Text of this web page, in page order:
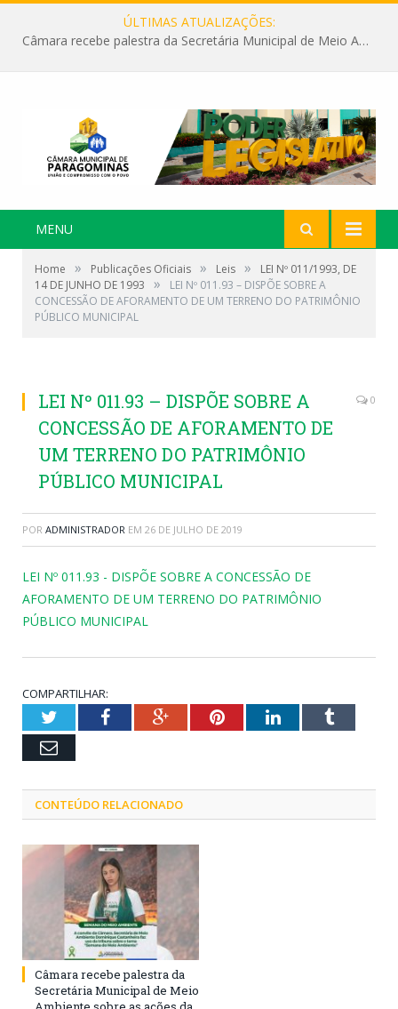
ÚLTIMAS ATUALIZAÇÕES:
Câmara recebe palestra da Secretária Municipal de Meio Ambiente sobre as ações da “SEMANA DO MEIO AMBIENTE”
MENU
Home » Publicações Oficiais » Leis »
LEI Nº 011/1993, DE
14 DE JUNHO DE 1993
»
LEI Nº 011.93 – DISPÕE SOBRE A
CONCESSÃO DE AFORAMENTO DE UM TERRENO DO PATRIMÔNIO
PÚBLICO MUNICIPAL
LEI Nº 011.93 – DISPÕE SOBRE A
CONCESSÃO DE AFORAMENTO DE
UM TERRENO DO PATRIMÔNIO
PÚBLICO MUNICIPAL
0
POR ADMINISTRADOR EM 26 DE JULHO DE 2019
LEI Nº 011.93 - DISPÕE SOBRE A CONCESSÃO DE
AFORAMENTO DE UM TERRENO DO PATRIMÔNIO
PÚBLICO MUNICIPAL
COMPARTILHAR:
TwitterFacebookGoogle+PinterestLinkedInTumblr
Email
CONTEÚDO RELACIONADO
Câmara recebe palestra da
Secretária Municipal de Meio